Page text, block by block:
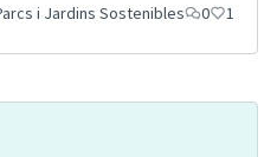
i Jardins Sostenibles 0 1